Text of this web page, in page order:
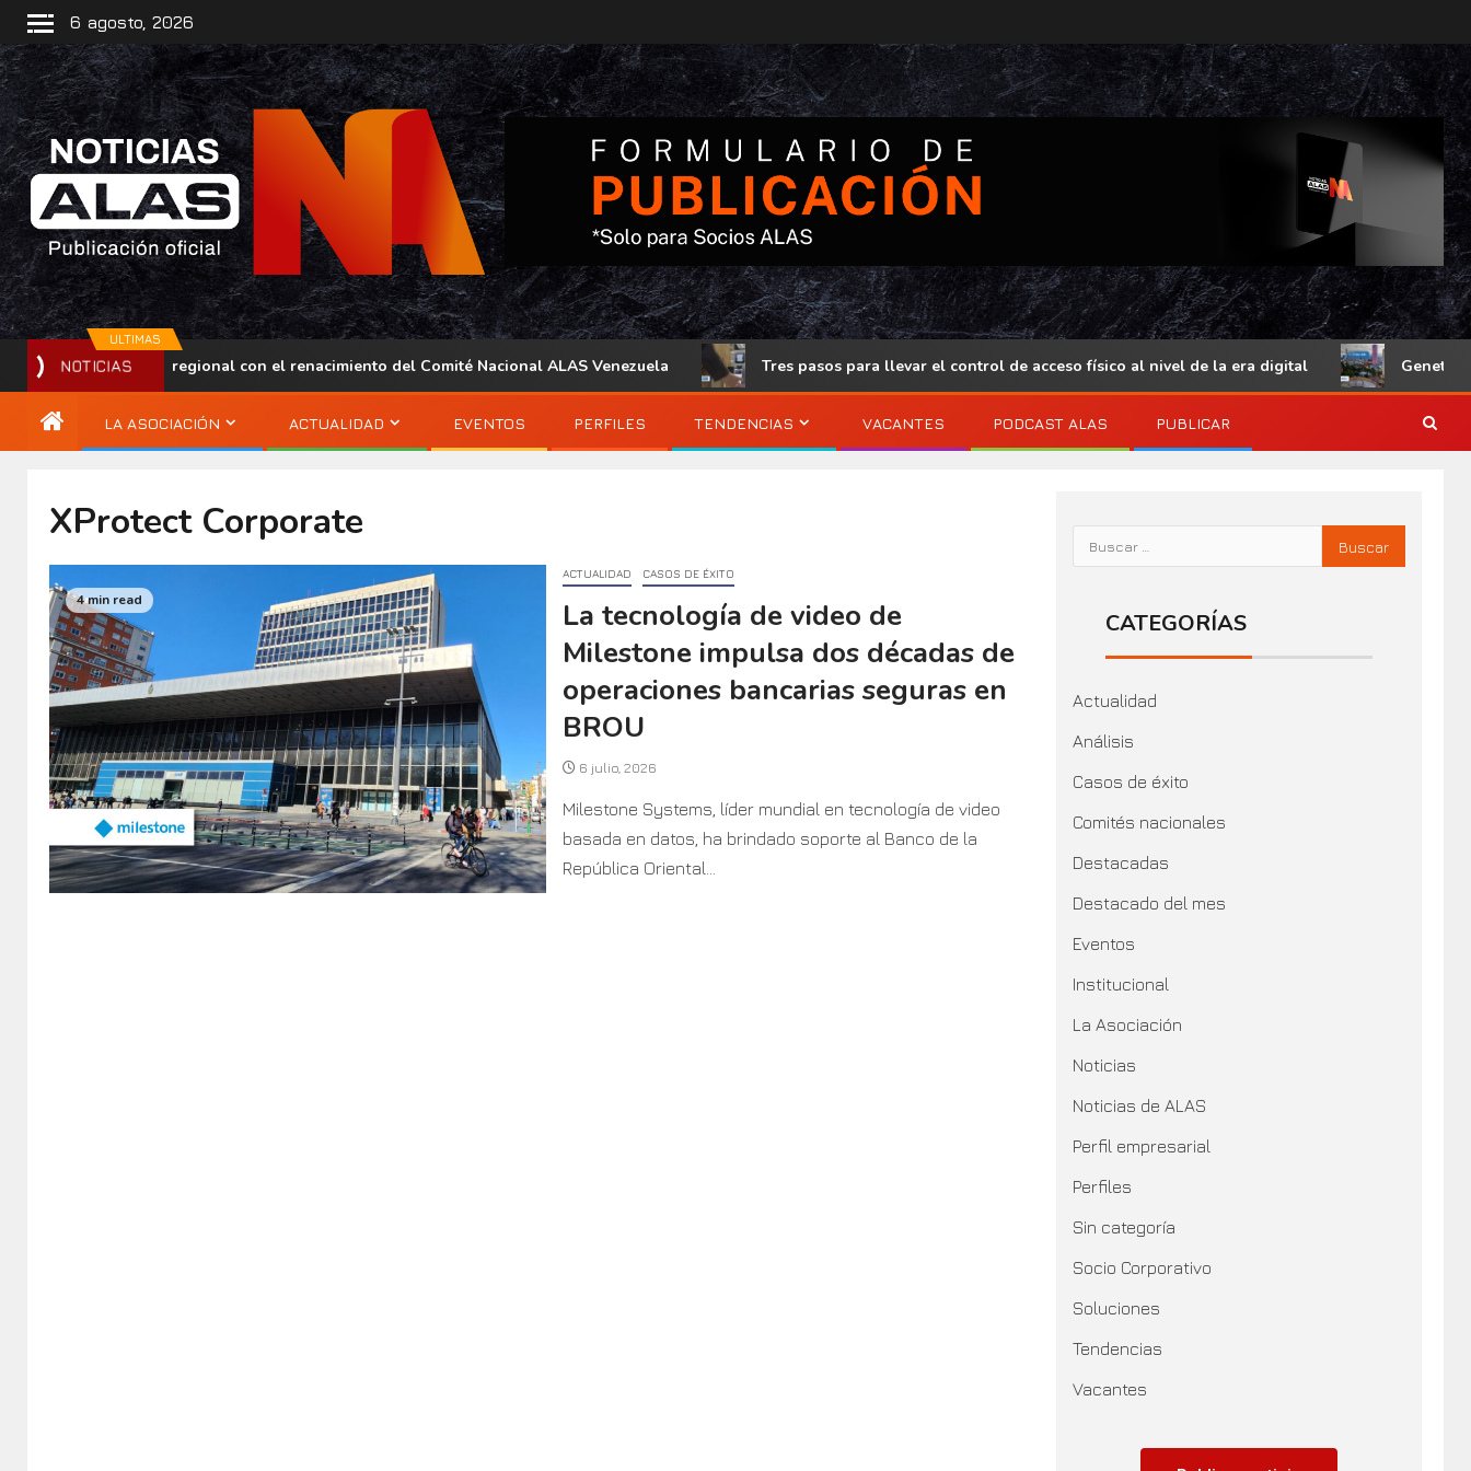
6 agosto, 2026
ULTIMAS
NOTICIAS
su presencia regional con el renacimiento del Comité Nacional ALAS Venezuela Tres pasos para llevar el control de acceso físico al nivel de la era digital Genetec
LA ASOCIACIÓN ACTUALIDAD EVENTOS PERFILES TENDENCIAS VACANTES PODCAST ALAS PUBLICAR
XProtect Corporate
4 min read
ACTUALIDAD CASOS DE ÉXITO
La tecnología de video de
Milestone impulsa dos décadas de
operaciones bancarias seguras en
BROU
6 julio, 2026
Milestone Systems, líder mundial en tecnología de video
basada en datos, ha brindado soporte al Banco de la
República Oriental...
CATEGORÍAS
Actualidad
Análisis
Casos de éxito
Comités nacionales
Destacadas
Destacado del mes
Eventos
Institucional
La Asociación
Noticias
Noticias de ALAS
Perfil empresarial
Perfiles
Sin categoría
Socio Corporativo
Soluciones
Tendencias
Vacantes